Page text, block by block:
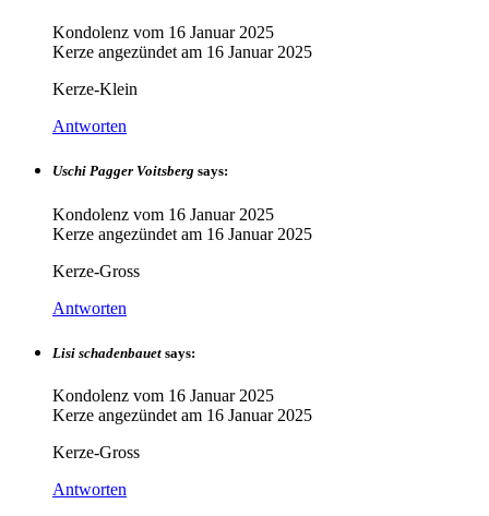
Kondolenz vom 16 Januar 2025
Kerze angezündet am 16 Januar 2025
Kerze-Klein
Antworten
Uschi Pagger Voitsberg says:
Kondolenz vom 16 Januar 2025
Kerze angezündet am 16 Januar 2025
Kerze-Gross
Antworten
Lisi schadenbauet says:
Kondolenz vom 16 Januar 2025
Kerze angezündet am 16 Januar 2025
Kerze-Gross
Antworten